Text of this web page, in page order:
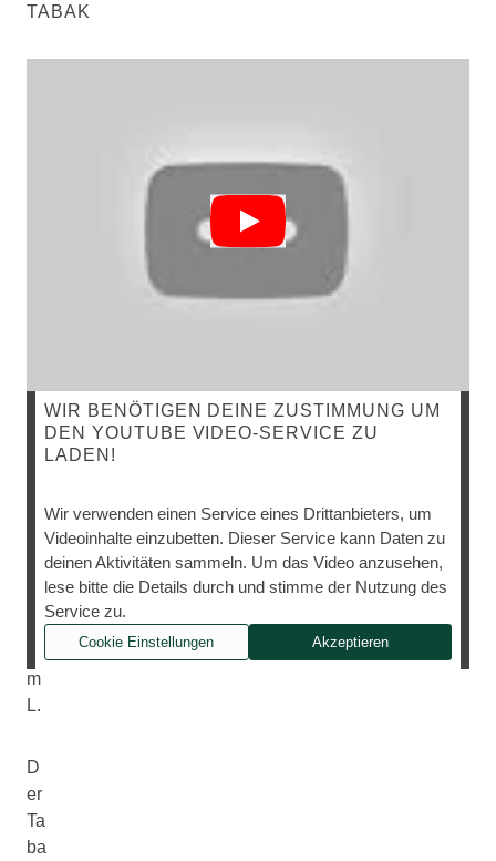
TABAK
WIR BENÖTIGEN DEINE ZUSTIMMUNG UM
DEN YOUTUBE VIDEO-SERVICE ZU
LADEN!
Wir verwenden einen Service eines Drittanbieters, um
Videoinhalte einzubetten. Dieser Service kann Daten zu
deinen Aktivitäten sammeln. Um das Video anzusehen,
lese bitte die Details durch und stimme der Nutzung des
Service zu.
Cookie Einstellungen Akzeptieren
na
ba
m
L.
D
er
Ta
ba